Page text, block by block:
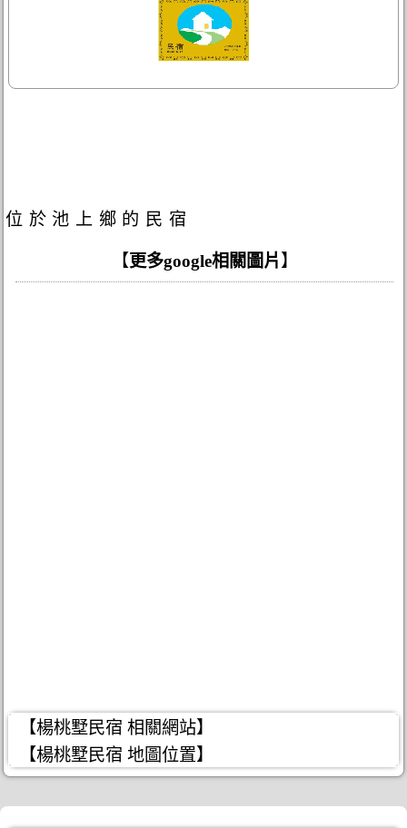
位於池上鄉的民宿
【更多google相關圖片 】
【楊桃墅民宿 相關網站】
【楊桃墅民宿 地圖位置】